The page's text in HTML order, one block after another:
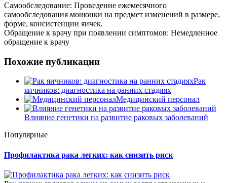
Самообследование: Проведение ежемесячного
самообследования мошонки на предмет изменений в размере,
форме, консистенции яичек.
Обращение к врачу при появлении симптомов: Немедленное
обращение к врачу
Похожие публикации
Рак
яичников: диагностика на ранних стадиях
Медицинский персонал
Влияние генетики на развитие раковых заболеваний
Популярные
Профилактика рака легких: как снизить риск